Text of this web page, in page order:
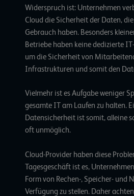
Widerspruch ist: Unternehmen
Cloud die Sicherheit der Daten,
Gebrauch haben. Besonders
Betriebe haben keine dedizierte
um die Sicherheit von
Infrastrukturen und somit den
Vielmehr ist es Aufgabe weniger
gesamte IT am Laufen zu halten.
Datensicherheit ist somit, alleine
oft unmöglich.
Cloud-Provider haben diese
Tagesgeschäft ist es,
Form von Rechen-, Speicher- und
Verfügung zu stellen. Daher